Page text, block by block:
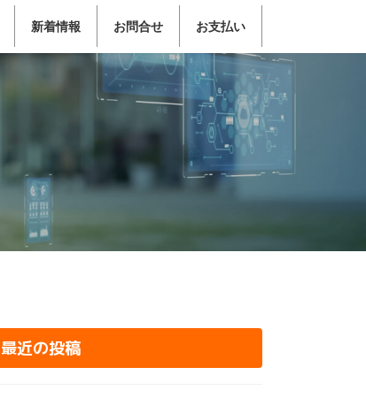
新着情報 お問合せ お支払い
最近の投稿